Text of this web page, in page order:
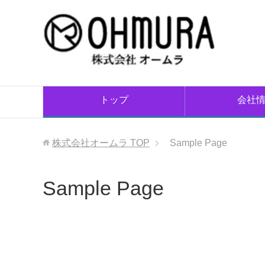
トップ 会社
株式会社オームラ TOP Sample Page
Sample Page